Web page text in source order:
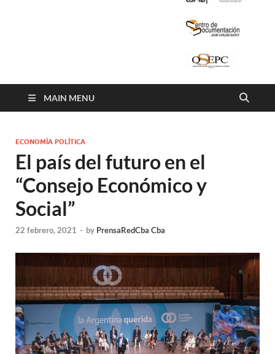
MAIN MENU
ECONOMÍA POLÍTICA
El país del futuro en el
“Consejo Económico y
Social”
22 febrero, 2021 - by PrensaRedCba Cba